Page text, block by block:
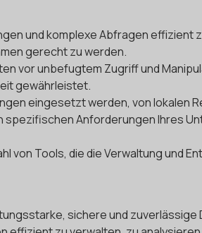
und komplexe Abfragen effizient
gerecht zu werden.
vor unbefugtem Zugriff und
gewährleistet.
eingesetzt werden, von lokalen
spezifischen Anforderungen Ihres
Tools, die die Verwaltung und
sichere und